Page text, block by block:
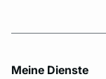
Meine Dienste